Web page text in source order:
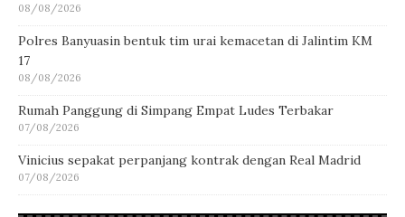
08/08/2026
Polres Banyuasin bentuk tim urai kemacetan di Jalintim KM
17
08/08/2026
Rumah Panggung di Simpang Empat Ludes Terbakar
07/08/2026
Vinicius sepakat perpanjang kontrak dengan Real Madrid
07/08/2026